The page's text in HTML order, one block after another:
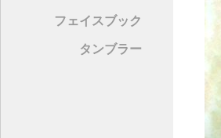
フェイスブック
タンブラー